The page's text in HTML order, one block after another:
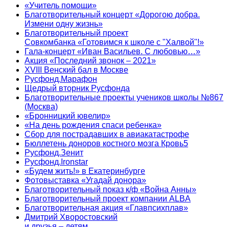
«Учитель помощи»
Благотворительный концерт «Дорогою добра.
Измени одну жизнь»
Благотворительный проект
Совкомбанка «Готовимся к школе с "Халвой"!»
Гала-концерт «Иван Васильев. С любовью…»
Акция «Последний звонок – 2021»
XVIII Венский бал в Москве
Русфонд.Марафон
Щедрый вторник Русфонда
Благотворительные проекты учеников школы №867
(Москва)
«Бронницкий ювелир»
«На день рождения спаси ребенка»
Сбор для пострадавших в авиакатастрофе
Бюллетень доноров костного мозга Кровь5
Русфонд.Зенит
Русфонд.Ironstar
«Будем жить!» в Екатеринбурге
Фотовыставка «Угадай донора»
Благотворительный показ к/ф «Война Анны»
Благотворительный проект компании ALBA
Благотворительная акция «Главпсихплав»
Дмитрий Хворостовский